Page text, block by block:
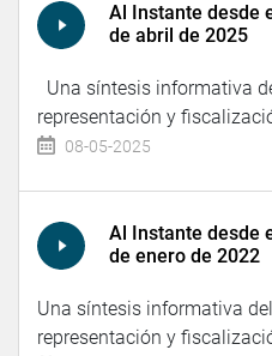
Al Instante desde
de abril de 2025
Una síntesis informativa
representación y
08-05-2025
Al Instante desde
de enero de 2022
Una síntesis informativa
representación y